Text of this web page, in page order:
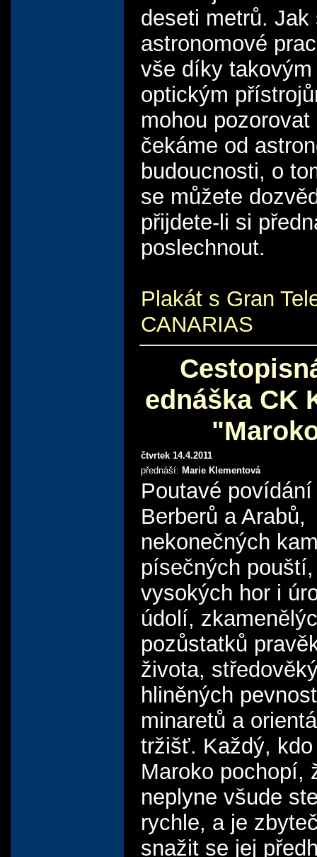
deseti metrů. Jak
astronomové
vše díky
optickým
mohou pozorovat
čekáme od
budoucnosti, o
se můžete
přijdete-li si
poslechnout.
Plakát s Gran
CANARIAS
ednáška CK
čtvrtek 14.4.2011
přednáší: Marie Klementová
Poutavé
Berberů a Arabů,
nekonečných
písečných pouští,
vysokých hor i
údolí,
pozůstatků
života,
hliněných
minaretů a
tržišť. Každý,
Maroko pochopí,
neplyne všude
rychle, a je
snažit se jej